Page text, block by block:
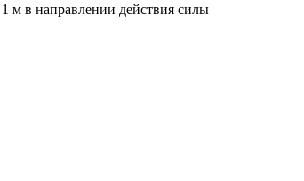
м в направлении действия силы